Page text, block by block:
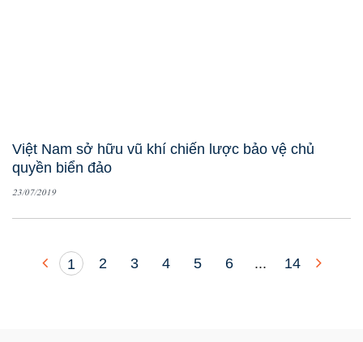
Việt Nam sở hữu vũ khí chiến lược bảo vệ chủ
quyền biển đảo
23/07/2019
1 2 3 4 5 6 ... 14